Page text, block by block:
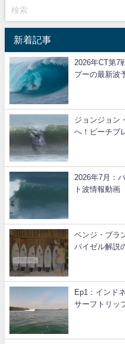
新着記事
2026年CT第7
プーの最新波
ジョンジョン
へ！ビーチブ
2026年7月：
ト波情報動画
ベンジ・ブラ
パイゼル解説
Ep1：インド
サーフトリッ